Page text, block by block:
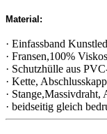
Material:
· Einfassband
· Fransen,100%
· Schutzhülle aus
· Kette,
·
· beidseitig gleich